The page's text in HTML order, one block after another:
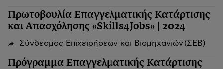
Πρωτοβουλία Επαγγελματικής Κατάρτισης
και Απασχόλησης «Skills4Jobs» | 2024
Σύνδεσμος Επιχειρήσεων και Βιομηχανιών (ΣΕΒ)
Πρόγραμμα Επαγγελματικής Κατάρτισης